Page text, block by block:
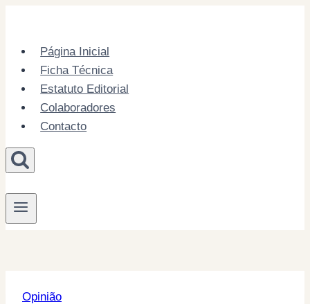
contentPágina Inicial
Ficha Técnica
Estatuto Editorial
Colaboradores
Contacto
Opinião